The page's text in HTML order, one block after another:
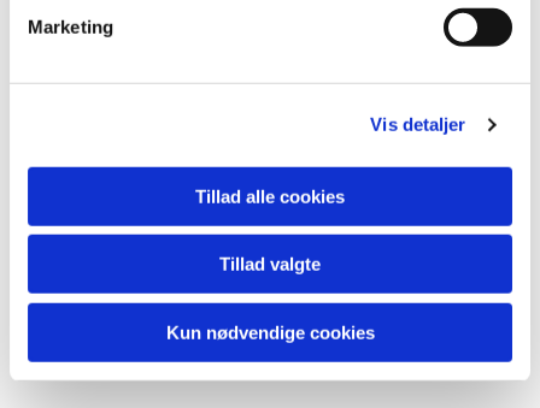
Marketing
Vis detaljer
Tillad alle cookies
Tillad valgte
Kun nødvendige cookies
Du vil måske også kunne